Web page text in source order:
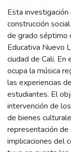
Esta
construcción
de grado séptimo
Educativa Nuevo
ciudad de Cali.
ocupa la música
las experiencias
estudiantes. El
intervención de
de bienes
representación de
implicaciones del